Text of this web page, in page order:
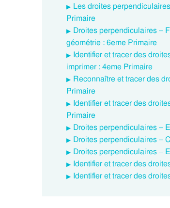
Les droites
Primaire
Droites perpendiculaires –
géométrie : 6eme Primaire
Identifier et tracer des
imprimer : 4eme Primaire
Reconnaître et tracer des
Primaire
Identifier et tracer des
Primaire
Droites perpendiculaires –
Droites perpendiculaires –
Droites perpendiculaires –
Identifier et tracer des
Identifier et tracer des